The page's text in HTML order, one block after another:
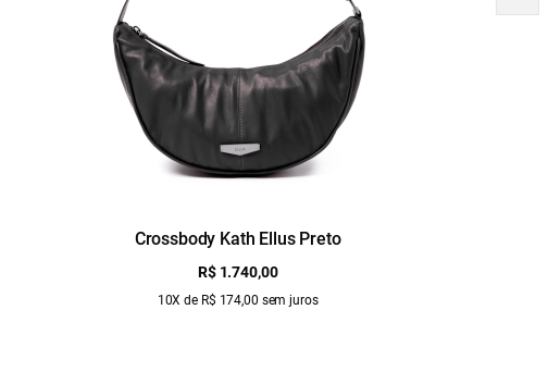
Crossbody Kath Ellus Preto
R$ 1.740,00
10X de R$ 174,00 sem juros